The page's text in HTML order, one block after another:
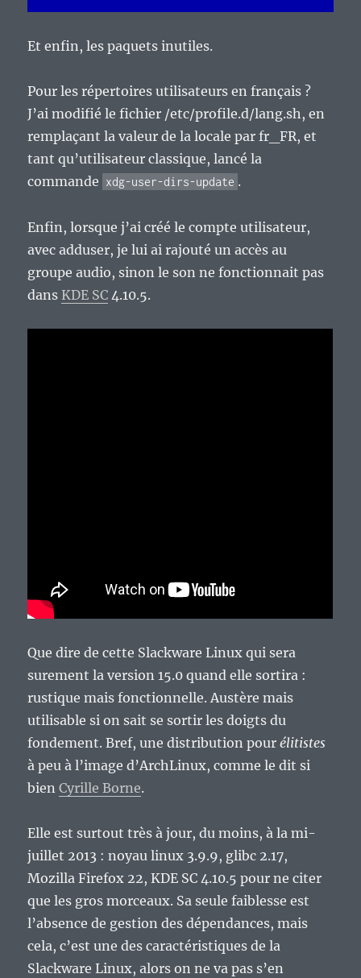
Et enfin, les paquets inutiles.
Pour les répertoires utilisateurs en français ?
J’ai modifié le fichier /etc/profile.d/lang.sh, en
remplaçant la valeur de la locale par fr_FR, et
tant qu’utilisateur classique, lancé la
commande xdg-user-dirs-update .
Enfin, lorsque j’ai créé le compte utilisateur,
avec adduser, je lui ai rajouté un accès au
groupe audio, sinon le son ne fonctionnait pas
dans KDE SC 4.10.5.
Que dire de cette Slackware Linux qui sera
surement la version 15.0 quand elle sortira :
rustique mais fonctionnelle. Austère mais
utilisable si on sait se sortir les doigts du
fondement. Bref, une distribution pourélitistes
à peu à l’image d’ArchLinux, comme le dit si
bienCyrille Borne.
Elle est surtout très à jour, du moins, à la mi-
juillet 2013 : noyau linux 3.9.9, glibc 2.17,
Mozilla Firefox 22, KDE SC 4.10.5 pour ne citer
que les gros morceaux. Sa seule faiblesse est
l’absence de gestion des dépendances, mais
cela, c’est une des caractéristiques de la
Slackware Linux, alors on ne va pas s’en